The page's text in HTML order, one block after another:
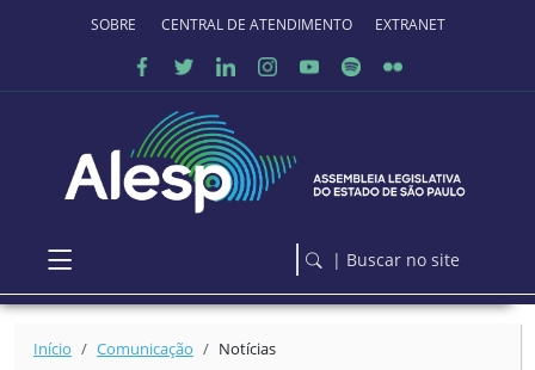
Ir para o conteúdo principal
SOBRE O PORTALCENTRAL DE ATENDIMENTO EXTRANET
| Buscar no site
Início Comunicação Notícias